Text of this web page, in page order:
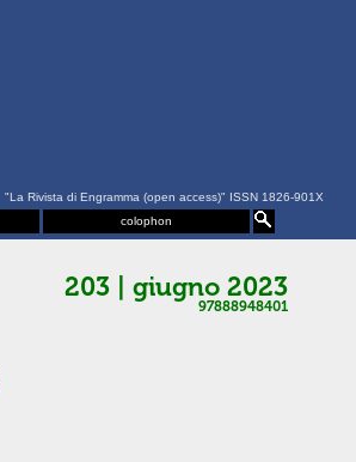
"La Rivista di Engramma (open access)" ISSN 1826-901X
colophon
203 | giugno 2023
97888948401